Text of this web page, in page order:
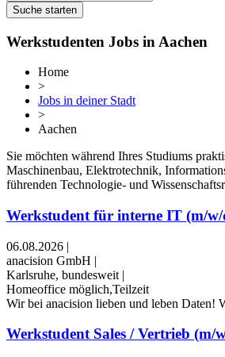
Suche starten
Werkstudenten Jobs in Aachen
Home
>
Jobs in deiner Stadt
>
Aachen
Sie möchten während Ihres Studiums
Maschinenbau, Elektrotechnik,
führenden Technologie- und
Werkstudent für interne IT (m/
06.08.2026 |
anacision GmbH |
Karlsruhe, bundesweit |
Homeoffice möglich,Teilzeit
Wir bei anacision lieben und leben Daten!
Werkstudent Sales / Vertrieb (m/